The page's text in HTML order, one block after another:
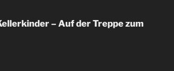
– Auf der Treppe zum